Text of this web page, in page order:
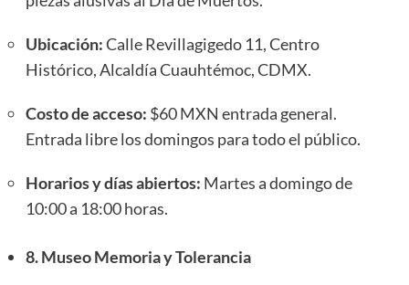
Ubicación:Calle Revillagigedo 11, Centro
Histórico, Alcaldía Cuauhtémoc, CDMX.
Costo de acceso: $60 MXN entrada general.
Entrada libre los domingos para todo el público.
Horarios y días abiertos: Martes a domingo de
10:00 a 18:00 horas.
8. Museo Memoria y Tolerancia